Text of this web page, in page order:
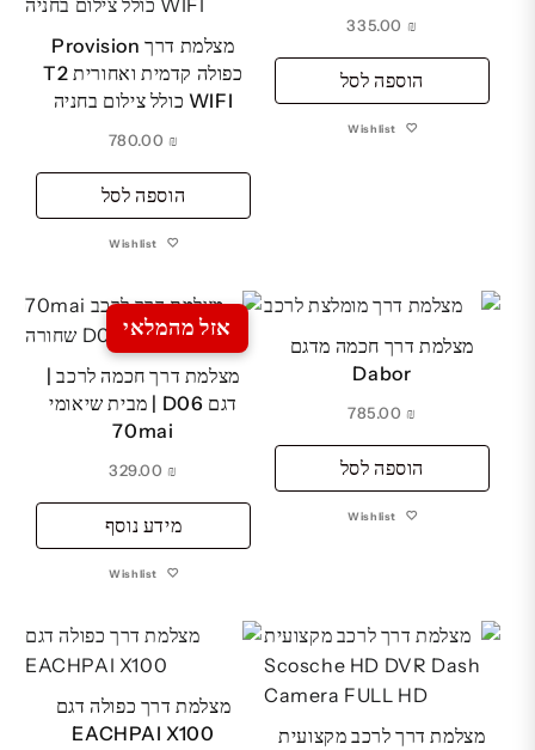
מצלמת דרך Provision
כפולה קדמית ואחורית T2
WIFI כולל צילום בחניה
₪
הוספה לסל
Wishlist
₪
הוספה לסל
Wishlist
אזל מהמלאי
מצלמת דרך חכמה לרכב |
דגם D06 | מבית שיאומי
70mai
₪
מידע נוסף
Wishlist
מצלמת דרך חכמה מדגם
Dabor
₪
הוספה לסל
Wishlist
מצלמת דרך כפולה דגם
EACHPAI X100
מצלמת דרך לרכב מקצועית